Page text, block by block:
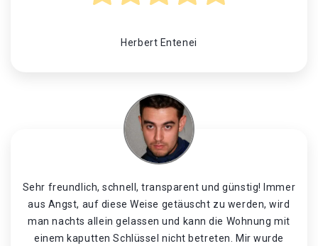
Herbert Entenei
Sehr freundlich, schnell, transparent und günstig! Immer
aus Angst, auf diese Weise getäuscht zu werden, wird
man nachts allein gelassen und kann die Wohnung mit
einem kaputten Schlüssel nicht betreten. Mir wurde